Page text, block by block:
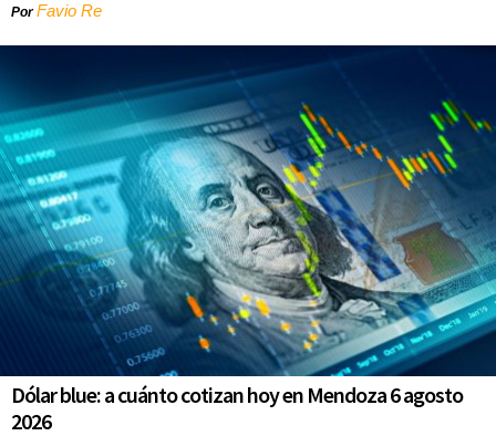
PorFavio Re
Dólar blue: a cuánto cotizan hoy en Mendoza 6 agosto
2026